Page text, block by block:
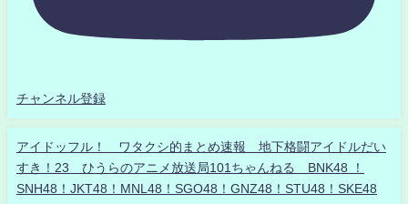
チャンネル登録
アイドッフル！ ワタクシ的まとめ速報 地下格闘アイドルだい
すき！23 ひうらのアニメ放送局101ちゃんねる BNK48 ！
SNH48！JKT48！MNL48！SGO48！GNZ48！STU48！SKE48